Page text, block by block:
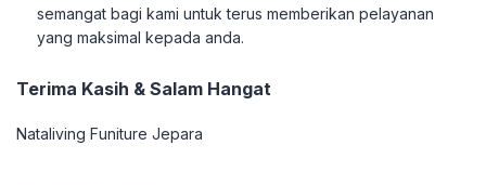
semangat bagi kami untuk terus memberikan pelayanan
yang maksimal kepada anda.
Terima Kasih & Salam Hangat
Nataliving Funiture Jepara